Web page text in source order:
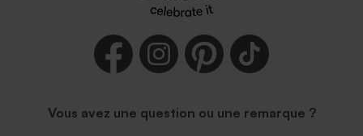
Vous avez une question ou une remarque ?